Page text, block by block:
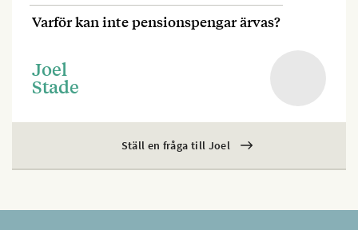
Varför kan inte pensionspengar ärvas?
Joel
Stade
Ställ en fråga till Joel